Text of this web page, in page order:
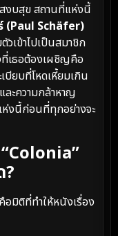
งบสุข สถานที่แห่งนี้
(Paul Schäfer)
เข้าไปเป็นสมาชิก
ที่เธอต้องเผชิญคือ
บียบที่โหดเหี้ยมเกิน
ละความกล้าหาญ
งนี้ก่อนที่ทุกอย่างจะ
อมิติที่ทำให้หนังเรื่อง